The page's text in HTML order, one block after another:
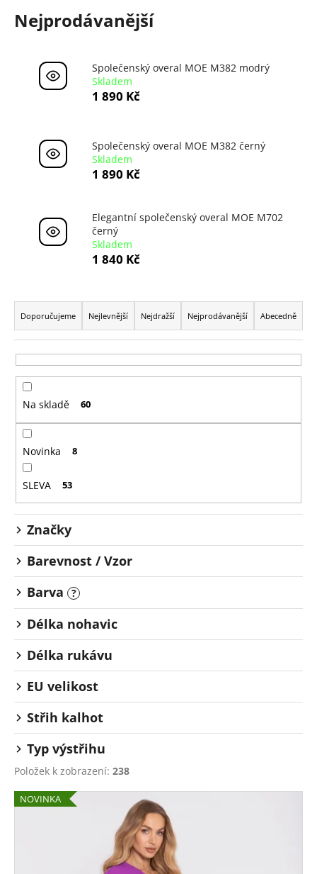
Nejprodávanější
Společenský overal MOE M382 modrý
Skladem
1 890 Kč
Společenský overal MOE M382 černý
Skladem
1 890 Kč
Elegantní společenský overal MOE M702
černý
Skladem
1 840 Kč
Ř
a
z
e
n
p
r
o
d
u
k
t
ů
Doporučujeme Nejlevnější Nejdražší Nejprodávanější Abecedně
Na skladě 60
Novinka 8
SLEVA 53
Značky
Barevnost / Vzor
Barva
?
Délka nohavic
Délka rukávu
EU velikost
Střih kalhot
Typ výstřihu
Položek k zobrazení: 238
V
NOVINKA
?
HLEDAT
m
e